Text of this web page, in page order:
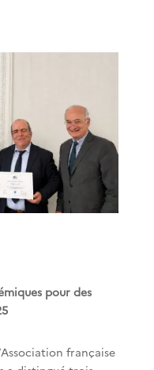
pour des
française